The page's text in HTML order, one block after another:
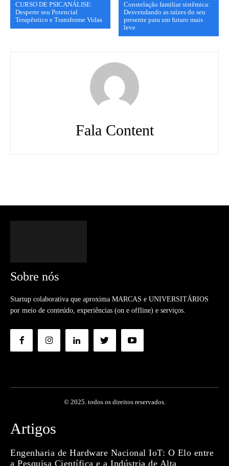
CURSO DE PSICANÁLISE:
Desperte seu Potencial
Terapêutico e Transforme Vidas
Constelação familiar sistêmica:
Desvendando as raízes do seu
presente para um futuro mais
leve
Fala Content
Sobre nós
Startup colaborativa que aproxima MARCAS e UNIVERSITÁRIOS
por meio de conteúdo, experiências (on e offline) e serviços.
© 2025. todos os direitos reservados.
Artigos
Engenharia de Hardware Nacional IoT: O Elo entre
a Pesquisa Científica e a Indústria de Alta